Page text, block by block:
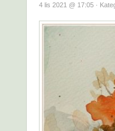
4 lis 2021 @ 17:05 ·